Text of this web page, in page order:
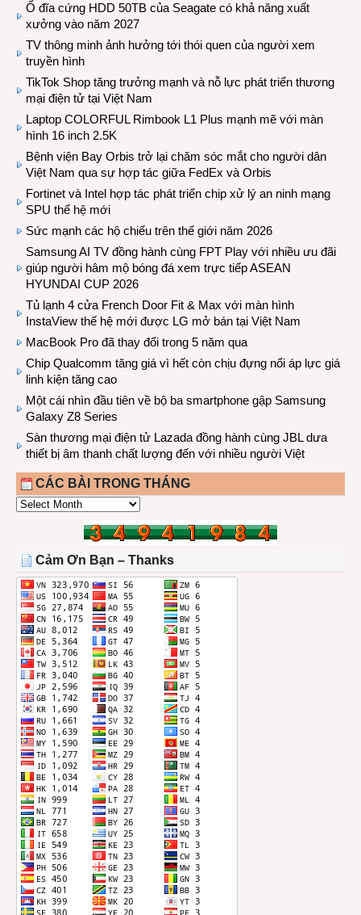
Ổ đĩa cứng HDD 50TB của Seagate có khả năng xuất
xưởng vào năm 2027
TV thông minh ảnh hưởng tới thói quen của người xem
truyền hình
TikTok Shop tăng trưởng mạnh và nỗ lực phát triển thương
mại điện tử tại Việt Nam
Laptop COLORFUL Rimbook L1 Plus mạnh mẽ với màn
hình 16 inch 2.5K
Bệnh viện Bay Orbis trở lại chăm sóc mắt cho người dân
Việt Nam qua sự hợp tác giữa FedEx và Orbis
Fortinet và Intel hợp tác phát triển chip xử lý an ninh mạng
SPU thế hệ mới
Sức mạnh các hộ chiếu trên thế giới năm 2026
Samsung AI TV đồng hành cùng FPT Play với nhiều ưu đãi
giúp người hâm mộ bóng đá xem trực tiếp ASEAN
HYUNDAI CUP 2026
Tủ lạnh 4 cửa French Door Fit & Max với màn hình
InstaView thế hệ mới được LG mở bán tại Việt Nam
MacBook Pro đã thay đổi trong 5 năm qua
Chip Qualcomm tăng giá vì hết còn chịu đựng nổi áp lực giá
linh kiện tăng cao
Một cái nhìn đầu tiên về bộ ba smartphone gập Samsung
Galaxy Z8 Series
Sàn thương mại điện tử Lazada đồng hành cùng JBL dưa
thiết bị âm thanh chất lượng đến với nhiều người Việt
CÁC BÀI TRONG THÁNG
CÁC
THÁNG
Cảm Ơn Bạn – Thanks